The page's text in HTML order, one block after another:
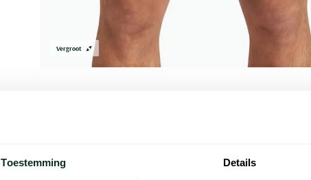
Toestemming Details
Vergroot